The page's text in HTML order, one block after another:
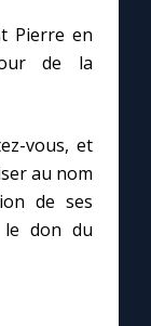
Pierre en
de la
vous, et
au nom
de ses
le don du